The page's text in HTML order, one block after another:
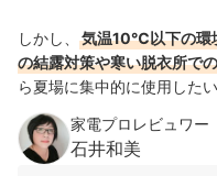
しかし、
気温10℃以下の環
の結露対策や寒い脱衣所で
ら夏場に集中的に使用した
家電プロレビュワー
石井和美